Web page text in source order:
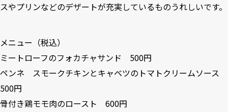
スやプリンなどのデザートが充実しているものうれしいです。
メニュー（税込）
ミートローフのフォカチャサンド 500円
ペンネ スモークチキンとキャベツのトマトクリームソース
500円
骨付き鶏モモ肉のロースト 600円